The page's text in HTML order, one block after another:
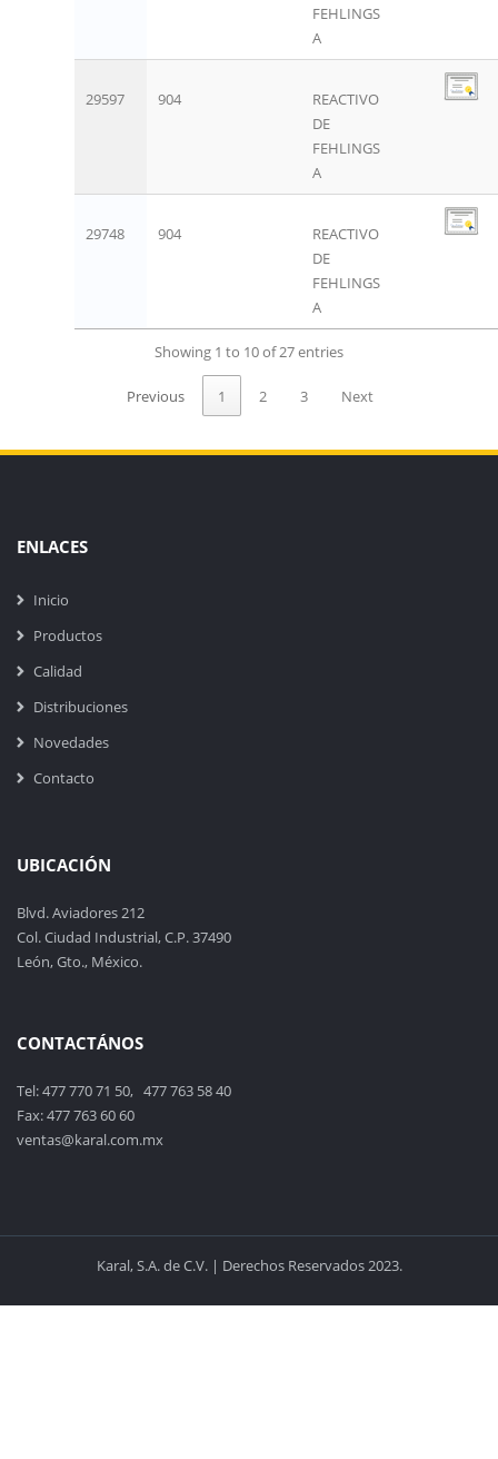
FEHLINGS
A
29597 904
REACTIVO
DE
FEHLINGS
A
29748 904
REACTIVO
DE
FEHLINGS
A
Showing 1 to 10 of 27 entries
Previous 1 2 3 Next
ENLACES
Inicio
Productos
Calidad
Distribuciones
Novedades
Contacto
UBICACIÓN
Blvd. Aviadores 212
Col. Ciudad Industrial, C.P. 37490
León, Gto., México.
CONTACTÁNOS
Tel: 477 770 71 50, 477 763 58 40
Fax: 477 763 60 60
ventas@karal.com.mx
Karal, S.A. de C.V. | Derechos Reservados 2023.